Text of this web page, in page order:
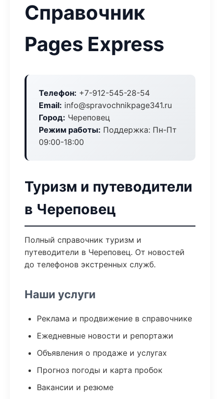
Справочник
Pages Express
Телефон: +7-912-545-28-54
Email: info@spravochnikpage341.ru
Город: Череповец
Режим работы: Поддержка: Пн-Пт
09:00-18:00
Туризм и путеводители
в Череповец
Полный справочник туризм и
путеводители в Череповец. От новостей
до телефонов экстренных служб.
Наши услуги
Реклама и продвижение в справочнике
Ежедневные новости и репортажи
Объявления о продаже и услугах
Прогноз погоды и карта пробок
Вакансии и резюме